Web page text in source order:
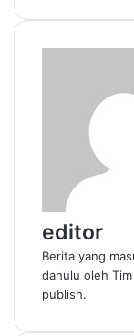
editor
Berita yang
dahulu oleh
publish.